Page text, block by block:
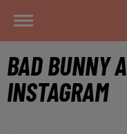
BAD BUNNY
INSTAGRAM